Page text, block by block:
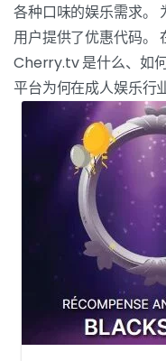
各种口味的娱乐需求。
用户提供了优惠代码。
Cherry.tv 是什么、如
平台为何在成人娱乐行